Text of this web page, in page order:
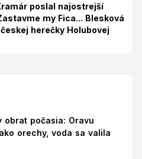
poslal najostrejší
my Fica... Blesková
herečky Holubovej
obrat počasia: Oravu
orechy, voda sa valila